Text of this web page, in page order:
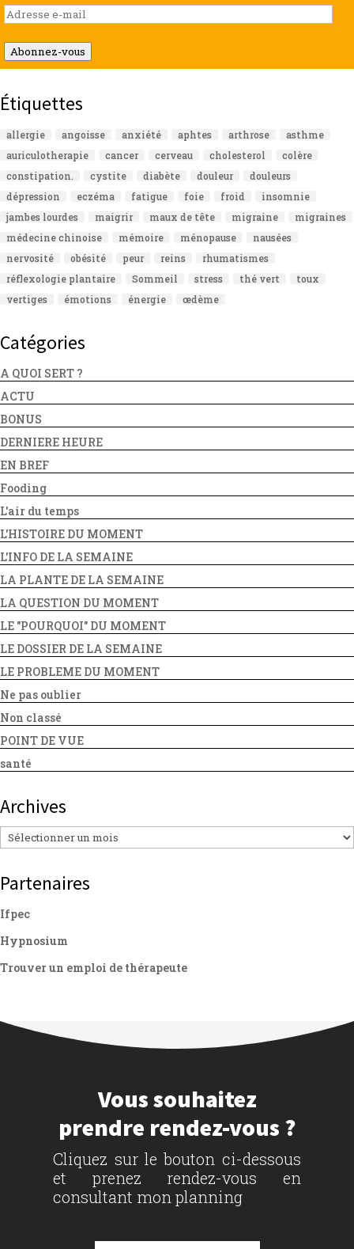
Adresse
e-
mail
Abonnez-vous
Étiquettes
allergie angoisse anxiété aphtes arthrose
asthme
auriculotherapie
cancer cerveau cholesterol
colère
constipation.
cystite diabète douleur
douleurs
dépression
eczéma fatigue foie froid
insomnie
jambes lourdes
maigrir maux de tête migraine
migraines
médecine chinoise
mémoire ménopause
nausées
nervosité
obésité peur reins
rhumatismes
réflexologie plantaire
Sommeil stress thé vert
toux
vertiges
émotions énergie œdème
Catégories
A QUOI SERT ?
ACTU
BONUS
DERNIERE HEURE
EN BREF
Fooding
L'air du temps
L'HISTOIRE DU MOMENT
L'INFO DE LA SEMAINE
LA PLANTE DE LA SEMAINE
LA QUESTION DU MOMENT
LE "POURQUOI" DU MOMENT
LE DOSSIER DE LA SEMAINE
LE PROBLEME DU MOMENT
Ne pas oublier
Non classé
POINT DE VUE
santé
Archives
Archives
Partenaires
Ifpec
Hypnosium
Trouver un emploi de thérapeute
Vous souhaitez
prendre rendez-vous ?
Cliquez sur le bouton ci-dessous
et prenez rendez-vous en
consultant mon planning